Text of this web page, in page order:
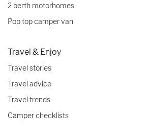
2 berth motorhomes
Pop top camper van
Travel & Enjoy
Travel stories
Travel advice
Travel trends
Camper checklists